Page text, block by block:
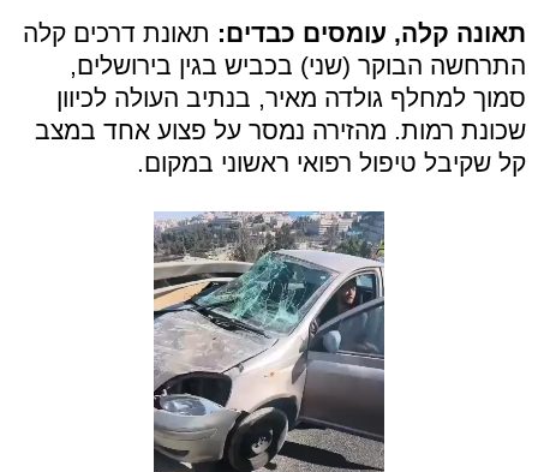
תאונה קלה, עומסים כבדים: תאונת דרכים קלה
התרחשה הבוקר (שני) בכביש בגין בירושלים,
סמוך למחלף גולדה מאיר, בנתיב העולה לכיוון
שכונת רמות. מהזירה נמסר על פצוע אחד במצב
קל שקיבל טיפול רפואי ראשוני במקום.